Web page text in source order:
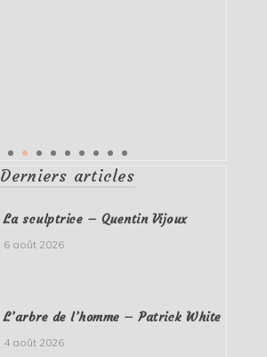
Derniers articles
La sculptrice – Quentin Vijoux
6 août 2026
L’arbre de l’homme – Patrick White
4 août 2026